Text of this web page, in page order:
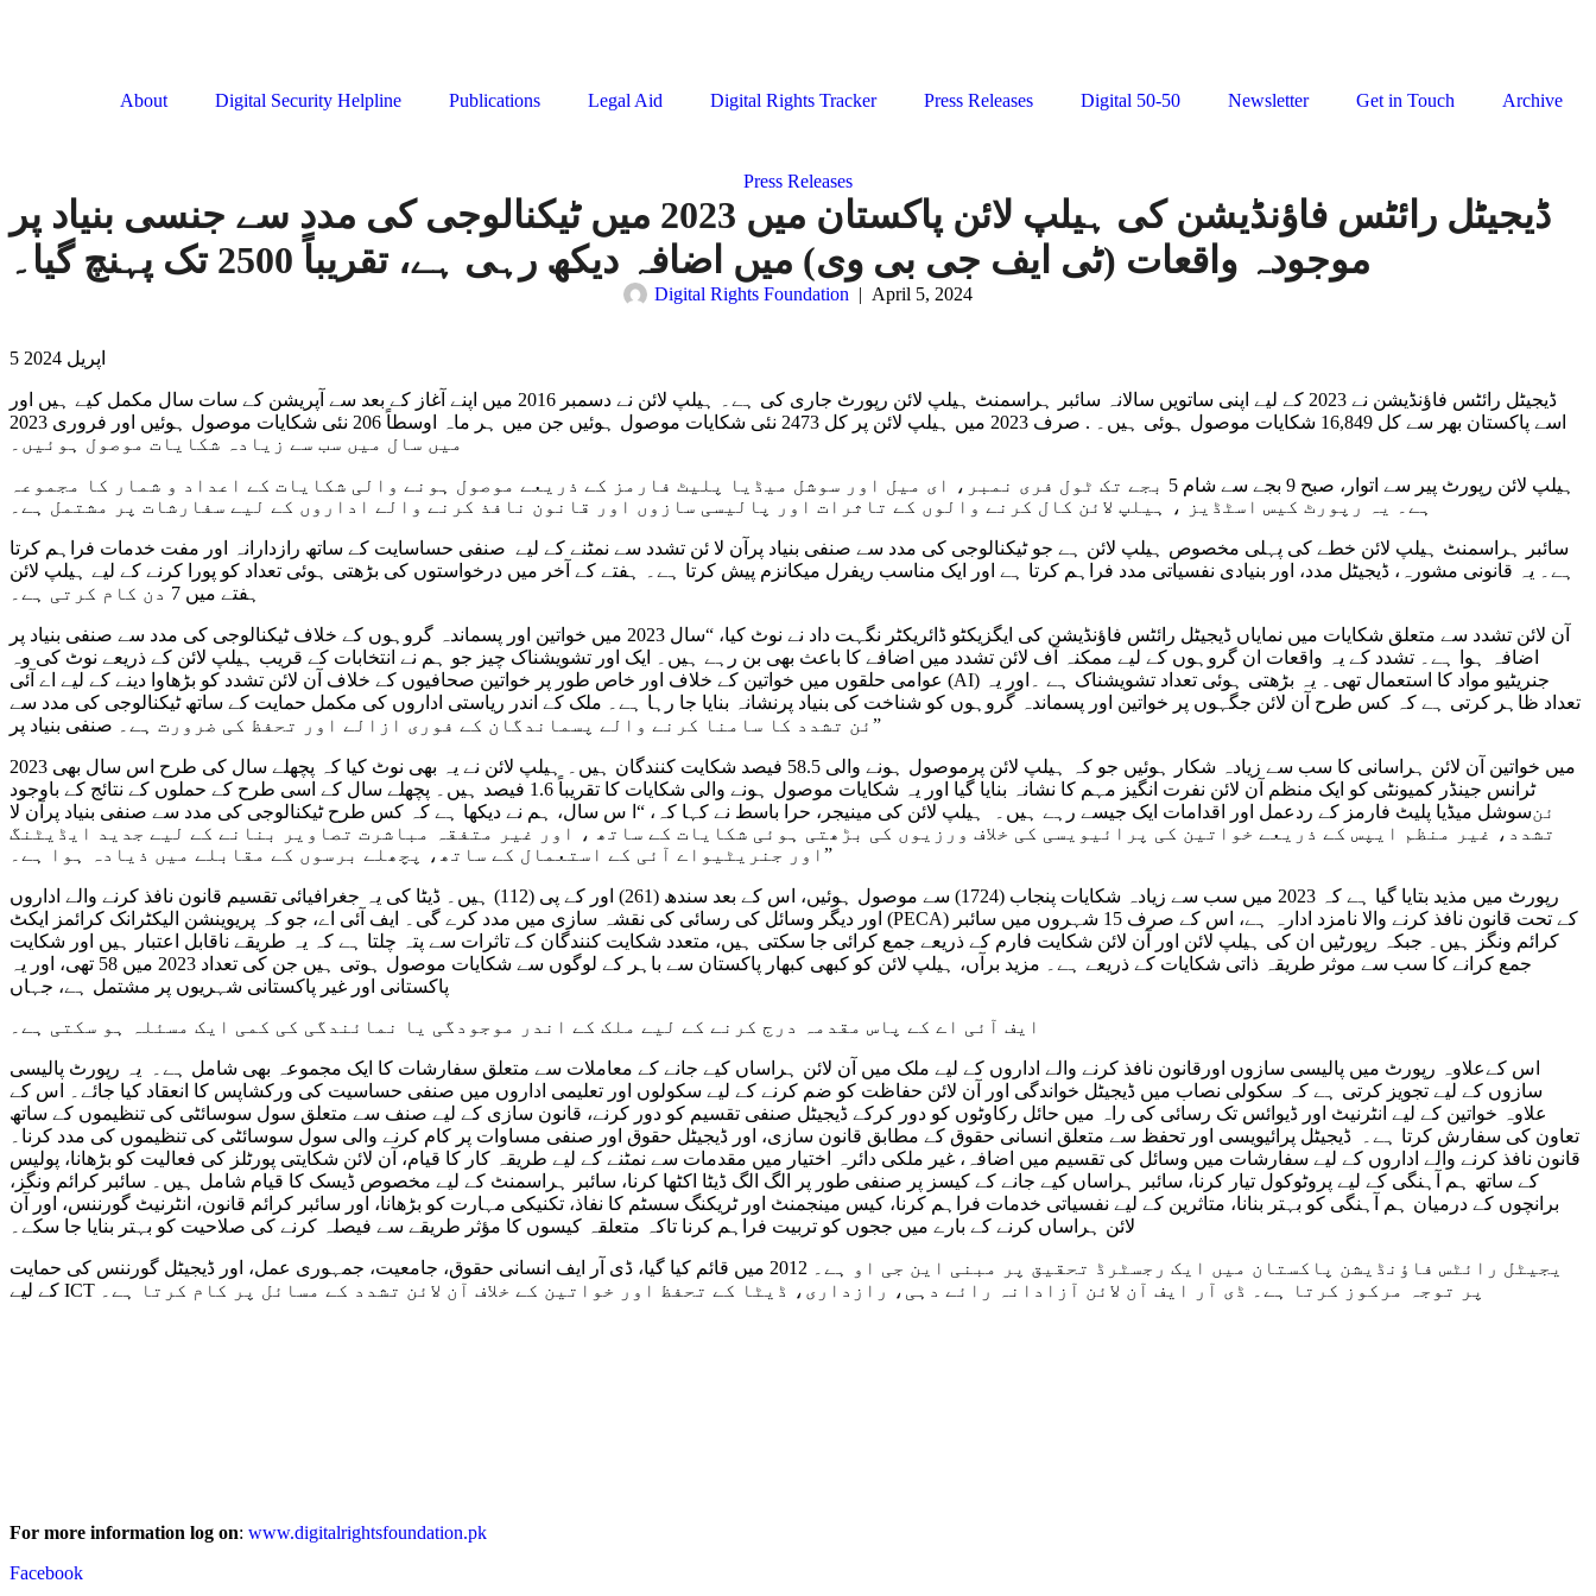
About Digital Security Helpline Publications Legal Aid Digital Rights Tracker Press Releases Digital 50-50 Newsletter Get in Touch Archive
Press Releases
ڈیجیٹل رائٹس فاؤنڈیشن کی ہیلپ لائن پاکستان میں 2023 میں ٹیکنالوجی کی مدد سے جنسی بنیاد پر
Digital Rights Foundation | April 5, 2024
5 اپریل 2024
ڈیجیٹل رائٹس فاؤنڈیشن نے 2023 کے لیے اپنی ساتویں سالانہ سائبر ہراسمنٹ ہیلپ لائن رپورٹ جاری کی ہے۔ ہیلپ لائن نے دسمبر 2016 میں اپنے آغاز کے بعد سے آپریشن کے سات سال مکمل کیے ہیں اور
اسے پاکستان بھر سے کل 16,849 شکایات موصول ہوئی ہیں۔ . صرف 2023 میں ہیلپ لائن پر کل 2473 نئی شکایات موصول ہوئیں جن میں ہر ماہ اوسطاً 206 نئی شکایات موصول ہوئیں اور فروری 2023
میں سال میں سب سے زیادہ شکایات موصول ہوئیں۔
ہیلپ لائن رپورٹ پیر سے اتوار، صبح 9 بجے سے شام 5 بجے تک ٹول فری نمبر، ای میل اور سوشل میڈیا پلیٹ فارمز کے ذریعے موصول ہونے والی شکایات کے اعداد و شمار کا مجموعہ
ہے۔ یہ رپورٹ کیس اسٹڈیز ، ہیلپ لائن کال کرنے والوں کے تاثرات اور پالیسی سازوں اور قانون نافذ کرنے والے اداروں کے لیے سفارشات پر مشتمل ہے۔
سائبر ہراسمنٹ ہیلپ لائن خطے کی پہلی مخصوص ہیلپ لائن ہے جو ٹیکنالوجی کی مدد سے صنفی بنیاد پرآن لا ئن تشدد سے نمٹنے کے لیے صنفی حساسایت کے ساتھ رازدارانہ اور مفت خدمات فراہم کرتا
ہے۔ یہ قانونی مشورہ، ڈیجیٹل مدد، اور بنیادی نفسیاتی مدد فراہم کرتا ہے اور ایک مناسب ریفرل میکانزم پیش کرتا ہے۔ ہفتے کے آخر میں درخواستوں کی بڑھتی ہوئی تعداد کو پورا کرنے کے لیے ہیلپ لائن
ہفتے میں 7 دن کام کرتی ہے۔
ڈیجیٹل رائٹس فاؤنڈیشن کی ایگزیکٹو ڈائریکٹر نگہت داد نے نوٹ کیا، “سال 2023 میں خواتین اور پسماندہ گروہوں کے خلاف ٹیکنالوجی کی مدد سے صنفی بنیاد پر‎ آن لائن تشدد سے متعلق شکایات میں نمایاں
اضافہ ہوا ہے۔ تشدد کے یہ واقعات ان گروہوں کے لیے ممکنہ آف لائن تشدد میں اضافے کا باعث بھی بن رہے ہیں۔ ایک اور تشویشناک چیز جو ہم نے انتخابات کے قریب ہیلپ لائن کے ذریعے نوٹ کی وہ
عوامی حلقوں میں خواتین کے خلاف اور خاص طور پر خواتین صحافیوں کے خلاف آن لائن تشدد کو بڑھاوا دینے کے لیے اے آئی (AI) جنریٹیو مواد کا استعمال تھی۔ یہ بڑھتی ہوئی تعداد تشویشناک ہے ۔اور یہ
تعداد ظاہر کرتی ہے کہ کس طرح آن لائن جگہوں پر خواتین اور پسماندہ گروہوں کو شناخت کی بنیاد پرنشانہ بنایا جا رہا ہے۔ ملک کے اندر ریاستی اداروں کی مکمل حمایت کے ساتھ ٹیکنالوجی کی مدد سے
صنفی بنیاد پر ‎ئن تشدد کا سامنا کرنے والے پسماندگان کے فوری ازالے اور تحفظ کی ضرورت ہے۔”
2023 میں خواتین آن لائن ہراسانی کا سب سے زیادہ شکار ہوئیں جو کہ ہیلپ لائن پرموصول ہونے والی 58.5 فیصد شکایت کنندگان ہیں۔ ہیلپ لائن نے یہ بھی نوٹ کیا کہ پچھلے سال کی طرح اس سال بھی
ٹرانس جینڈر کمیونٹی کو ایک منظم آن لائن نفرت انگیز مہم کا نشانہ بنایا گیا اور یہ شکایات موصول ہونے والی شکایات کا تقریباً 1.6 فیصد ہیں۔ پچھلے سال کے اسی طرح کے حملوں کے نتائج کے باوجود
سوشل میڈیا پلیٹ فارمز کے ردعمل اور اقدامات ایک جیسے رہے ہیں۔ ہیلپ لائن کی مینیجر، حرا باسط نے کہا کہ، “ا س سال، ہم نے دیکھا ہے کہ کس طرح ٹیکنالوجی کی مدد سے صنفی بنیاد پرآن لا‎ئن
تشدد، غیر منظم ایپس کے ذریعے خواتین کی پرائیویسی کی خلاف ورزیوں کی بڑھتی ہوئی شکایات کے ساتھ ، اور غیر متفقہ مباشرت تصاویر بنانے کے لیے جدید ایڈیٹنگ
اور جنریٹیواے آئی کے استعمال کے ساتھ، پچھلے برسوں کے مقابلے میں ذیادہ ہوا ہے۔”
رپورٹ میں مذید بتایا گیا ہے کہ 2023 میں سب سے زیادہ شکایات پنجاب (1724) سے موصول ہوئیں، اس کے بعد سندھ (261) اور کے پی (112) ہیں۔ ڈیٹا کی یہ جغرافیائی تقسیم قانون نافذ کرنے والے اداروں
اور دیگر وسائل کی رسائی کی نقشہ سازی میں مدد کرے گی۔ ایف آئی اے، جو کہ پریوینشن الیکٹرانک کرائمز ایکٹ (PECA) کے تحت قانون نافذ کرنے والا نامزد ادارہ ہے، اس کے صرف 15 شہروں میں سائبر
کرائم ونگز ہیں۔ جبکہ رپورٹیں ان کی ہیلپ لائن اور آن لائن شکایت فارم کے ذریعے جمع کرائی جا سکتی ہیں، متعدد شکایت کنندگان کے تاثرات سے پتہ چلتا ہے کہ یہ طریقے ناقابل اعتبار ہیں اور شکایت
جمع کرانے کا سب سے موثر طریقہ ذاتی شکایات کے ذریعے ہے۔ مزید برآں، ہیلپ لائن کو کبھی کبھار پاکستان سے باہر کے لوگوں سے شکایات موصول ہوتی ہیں جن کی تعداد 2023 میں 58 تھی، اور یہ
پاکستانی اور غیر پاکستانی شہریوں پر مشتمل ہے، جہاں
ایف آئی اے کے پاس مقدمہ درج کرنے کے لیے ملک کے اندر موجودگی یا نمائندگی کی کمی ایک مسئلہ ہو سکتی ہے۔
اس کےعلاوہ رپورٹ میں پالیسی سازوں اورقانون نافذ کرنے والے اداروں کے لیے ملک میں آن لائن ہراساں کیے جانے کے معاملات سے متعلق سفارشات کا ایک مجموعہ بھی شامل ہے۔ یہ رپورٹ پالیسی
سازوں کے لیے تجویز کرتی ہے کہ سکولی نصاب میں ڈیجیٹل خواندگی اور آن لائن حفاظت کو ضم کرنے کے لیے سکولوں اور تعلیمی اداروں میں صنفی حساسیت کی ورکشاپس کا انعقاد کیا جائے۔ اس کے
علاوہ خواتین کے لیے انٹرنیٹ اور ڈیوائس تک رسائی کی راہ میں حائل رکاوٹوں کو دور کرکے ڈیجیٹل صنفی تقسیم کو دور کرنے، قانون سازی کے لیے صنف سے متعلق سول سوسائٹی کی تنظیموں کے ساتھ
تعاون کی سفارش کرتا ہے۔ ڈیجیٹل پرائیویسی اور تحفظ سے متعلق انسانی حقوق کے مطابق قانون سازی، اور ڈیجیٹل حقوق اور صنفی مساوات پر کام کرنے والی سول سوسائٹی کی تنظیموں کی مدد کرنا۔
قانون نافذ کرنے والے اداروں کے لیے سفارشات میں وسائل کی تقسیم میں اضافہ، غیر ملکی دائرہ اختیار میں مقدمات سے نمٹنے کے لیے طریقہ کار کا قیام، آن لائن شکایتی پورٹلز کی فعالیت کو بڑھانا، پولیس
کے ساتھ ہم آہنگی کے لیے پروٹوکول تیار کرنا، سائبر ہراساں کیے جانے کے کیسز پر صنفی طور پر الگ الگ ڈیٹا اکٹھا کرنا، سائبر ہراسمنٹ کے لیے مخصوص ڈیسک کا قیام شامل ہیں۔ سائبر کرائم ونگز،
برانچوں کے درمیان ہم آہنگی کو بہتر بنانا، متاثرین کے لیے نفسیاتی خدمات فراہم کرنا، کیس مینجمنٹ اور ٹریکنگ سسٹم کا نفاذ، تکنیکی مہارت کو بڑھانا، اور سائبر کرائم قانون، انٹرنیٹ گورننس، اور آن
لائن ہراساں کرنے کے بارے میں ججوں کو تربیت فراہم کرنا تاکہ متعلقہ کیسوں کا مؤثر طریقے سے فیصلہ کرنے کی صلاحیت کو بہتر بنایا جا سکے۔
یجیٹل رائٹس فاؤنڈیشن پاکستان میں ایک رجسٹرڈ تحقیق پر مبنی این جی او ہے۔ 2012 میں قائم کیا گیا، ڈی آر ایف انسانی حقوق، جامعیت، جمہوری عمل، اور ڈیجیٹل گورننس کی حمایت
کے لیے ICT پر توجہ مرکوز کرتا ہے۔ ڈی آر ایف آن لائن آزادانہ رائے دہی، رازداری، ڈیٹا کے تحفظ اور خواتین کے خلاف آن لائن تشدد کے مسائل پر کام کرتا ہے۔
For more information log on: www.digitalrightsfoundation.pk
Facebook